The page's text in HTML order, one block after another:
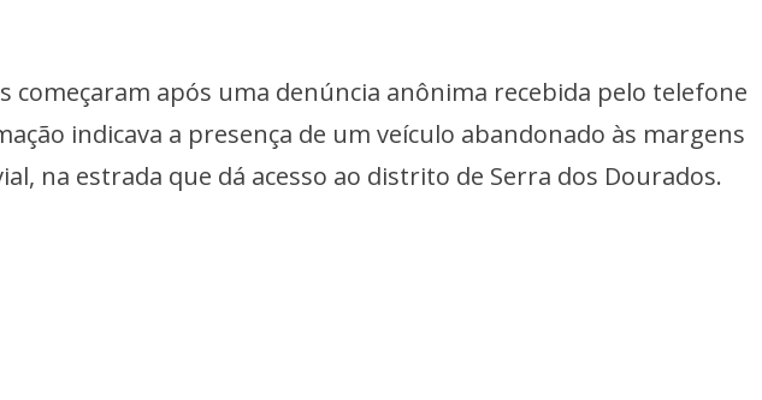
começaram após uma denúncia anônima recebida pelo telefone
indicava a presença de um veículo abandonado às margens
na estrada que dá acesso ao distrito de Serra dos Dourados.